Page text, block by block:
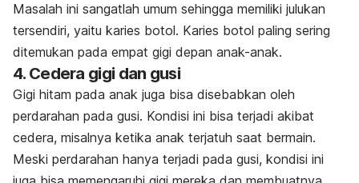
Masalah ini sangatlah umum sehingga memiliki julukan
tersendiri, yaitu karies botol. Karies botol paling sering
ditemukan pada empat gigi depan anak-anak.
4. Cedera gigi dan gusi
Gigi hitam pada anak juga bisa disebabkan oleh
perdarahan pada gusi. Kondisi ini bisa terjadi akibat
cedera, misalnya ketika anak terjatuh saat bermain.
Meski perdarahan hanya terjadi pada gusi, kondisi ini